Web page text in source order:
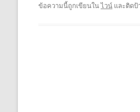
ข้อความนี้ถูกเขียนในไวน์ และติดป้